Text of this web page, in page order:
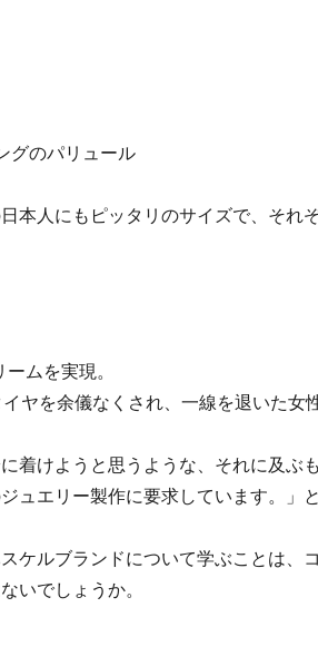
のパリュール
本人にもピッタリのサイズで、それ
ムを実現。
ヤを余儀なくされ、一線を退いた女
着けようと思うような、それに及ぶ
ュエリー製作に要求しています。」
ケルブランドについて学ぶことは、
いでしょうか。